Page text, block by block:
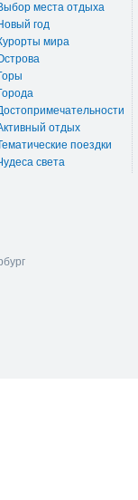
места отдыха
год
мира
отдых
поездки
света